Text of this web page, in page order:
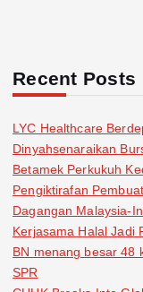
Recent Posts
LYC Healthcare
Dinyahsenaraikan
Betamek Perkukuh
Pengiktirafan
Dagangan Malaysia-
Kerjasama Halal Jadi
BN menang besar 48
SPR